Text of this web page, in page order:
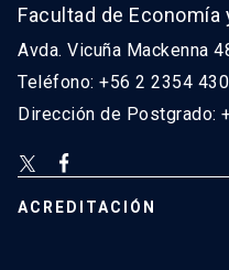
Facultad de
Avda. Vicuña Mackenna
Teléfono: +56 2 2354
Dirección de Postgrado:
ACREDITACIÓN